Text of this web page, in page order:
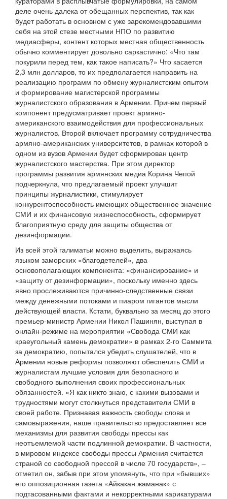
деле очень далека от обещанных перспектив, так как
будет работать в основном с уже зарекомендовавшими
себя на этой стезе местными НПО по развитию
медиасферы, контент которых местная общественность
обычно комментирует довольно саркастично: «Что там
покурили перед тем, как такое написать?» Что касается
2,3 млн долларов, то их предполагается направить на
реализацию программ по обмену журналистским опытом
и формирование магистерской программы
журналистского образования в Армении. Причем первый
компонент предусматривает проект армяно-
американского взаимодействия для профессиональных
журналистов. Второй включает программу сотрудничества
армяно-американских университетов, в рамках которой в
одном из вузов Армении будет сформирован центр
журналистского мастерства. При этом директор
программы развития армянских медиа Корина Чепой
подчеркнула, что предлагаемый проект улучшит
принципы журналистики, стимулирует
конкурентоспособность имеющих общественное значение
СМИ и их финансовую жизнеспособность, сформирует
благоприятную среду для защиты общества от
дезинформации.
Из всей этой галиматьи можно выделить, выражаясь
языком заморских «благодетелей», два
основополагающих компонента: «финансирование» и
«защиту от дезинформации», поскольку именно здесь
явно прослеживаются причинно-следственные связи
между денежными потоками и пиаром гигантов мысли
действующей власти. Кстати, буквально за месяц до этого
премьер-министр Армении Никол Пашинян, выступая в
онлайн-режиме на мероприятии «Свобода СМИ как
краеугольный камень демократии» в рамках 2-го Саммита
за демократию, попытался убедить слушателей, что в
Армении новые реформы позволяют обеспечить СМИ и
журналистам лучшие условия для безопасного и
свободного выполнения своих профессиональных
обязанностей. «Я как никто знаю, с какими вызовами и
трудностями могут столкнуться представители СМИ в
своей работе. Признавая важность свободы слова и
самовыражения, наше правительство предоставляет все
механизмы для развития свободы прессы как
неотъемлемой части подлинной демократии. В частности,
в мировом индексе свободы прессы Армения считается
страной со свободной прессой в числе 70 государств», –
отметил он, забыв при этом упомянуть, что при «бывших»
его оппозиционная газета «Айкакан жаманак» с
подтасованными фактами и некорректными карикатурами